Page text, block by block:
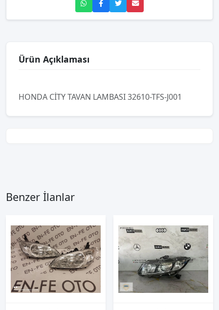
Ürün Açıklaması
HONDA CİTY TAVAN LAMBASI 32610-TFS-J001
Benzer İlanlar